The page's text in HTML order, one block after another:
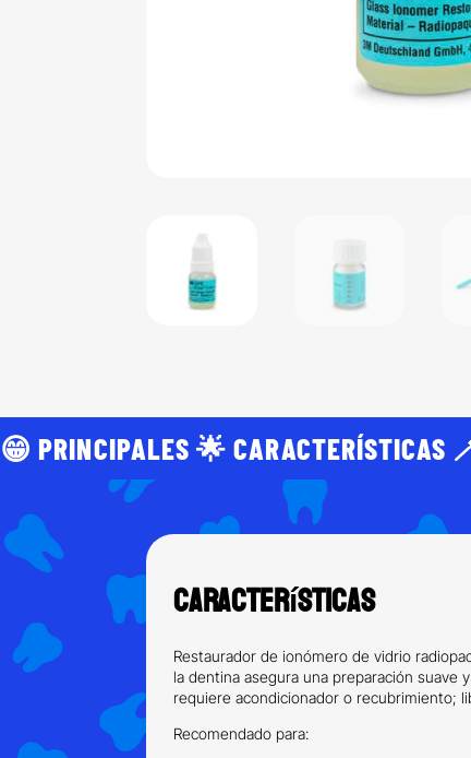
PRINCIPALES 🌟
Características
Restaurador de ionómero de vidrio
la dentina asegura una preparación
requiere acondicionador o recubrimiento;
Recomendado para: